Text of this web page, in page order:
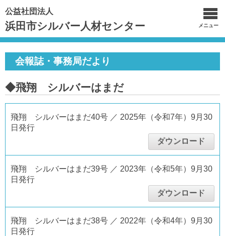
公益社団法人
浜田市シルバー人材センター メニュー
会報誌・事務局だより
◆飛翔 シルバーはまだ
飛翔 シルバーはまだ40号 ／ 2025年（令和7年）9月30
日発行
ダウンロード
飛翔 シルバーはまだ39号 ／ 2023年（令和5年）9月30
日発行
ダウンロード
飛翔 シルバーはまだ38号 ／ 2022年（令和4年）9月30
日発行